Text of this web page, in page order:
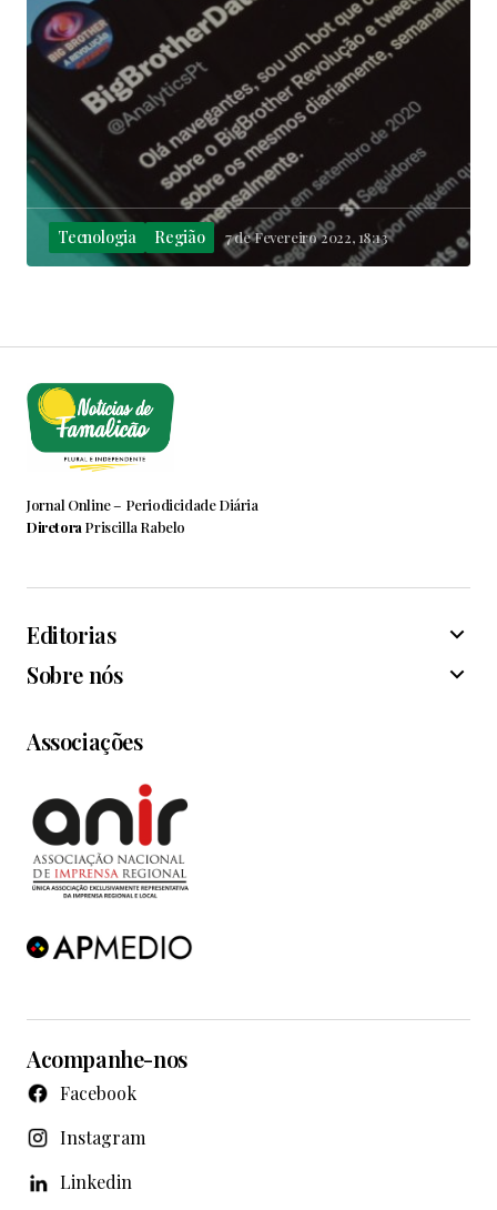
Tecnologia Região 7 de Fevereiro 2022, 18:13
Jornal Online – Periodicidade Diária
Diretora Priscilla Rabelo
Editorias
Sobre nós
Associações
Acompanhe-nos
Facebook
Instagram
Linkedin